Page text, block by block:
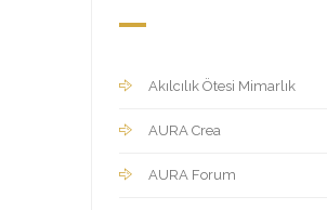
Akılcılık Ötesi Mimarlık
AURA Crea
AURA Forum